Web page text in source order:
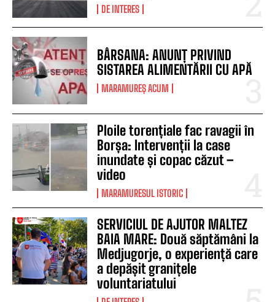
DE INTERES
BÂRSANA: ANUNȚ PRIVIND
SISTAREA ALIMENTĂRII CU APĂ
MARAMUREȘ ACUM
Ploile torențiale fac ravagii în
Borșa: Intervenții la case
inundate și copac căzut –
video
MARAMURESUL ISTORIC
SERVICIUL DE AJUTOR MALTEZ
BAIA MARE: Două săptămâni la
Medjugorje, o experiență care
a depășit granițele
voluntariatului